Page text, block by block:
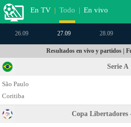
En TV | Todo | En vivo
26.09 27.09 28.09
Resultados en vivo y partidos |
Serie A
São Paulo
Coritiba
Copa Libertadores